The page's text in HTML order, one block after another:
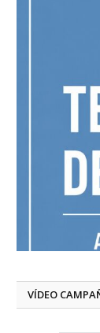
VÍDEO